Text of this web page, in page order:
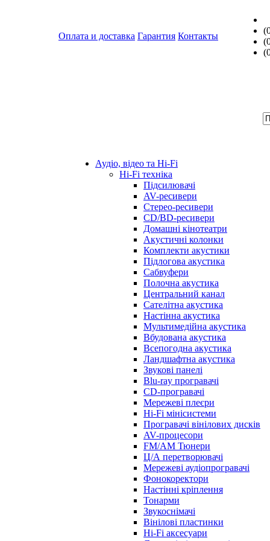
Оплата и доставка Гарантия Контакты
Аудіо, відео та Hi-Fi
Hi-Fi техніка
Підсилювачі
AV-ресивери
Стерео-ресивери
CD/BD-ресивери
Домашні кінотеатри
Акустичні колонки
Комплекти акустики
Підлогова акустика
Сабвуфери
Полочна акустика
Центральний канал
Сателітна акустика
Настінна акустика
Мультимедійна акустика
Вбудована акустика
Всепогодна акустика
Ландшафтна акустика
Звукові панелі
Blu-ray програвачі
CD-програвачі
Мережеві плеєри
Hi-Fi мінісистеми
Програвачі вінілових дисків
AV-процесори
FM/AM Тюнери
Ц/А перетворювачі
Мережеві аудіопрогравачі
Фонокоректори
Настінні кріплення
Тонарми
Звукоснімачі
Вінілові пластинки
Hi-Fi аксесуари